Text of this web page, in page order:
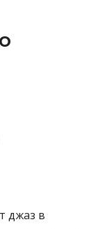
джаз в